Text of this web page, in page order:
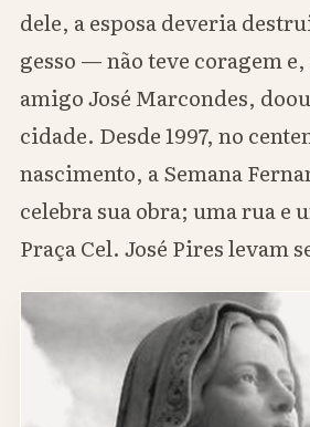
dele, a esposa deveria
gesso — não teve coragem
amigo José Marcondes,
cidade. Desde 1997, no
nascimento, a Semana
celebra sua obra; uma rua e
Praça Cel. José Pires levam